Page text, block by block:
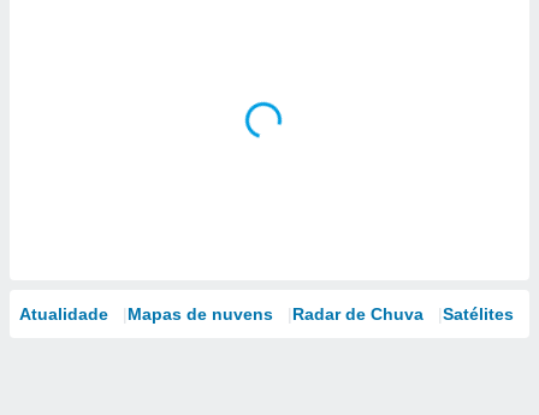
Atualidade Mapas de nuvens Radar de Chuva Satélites